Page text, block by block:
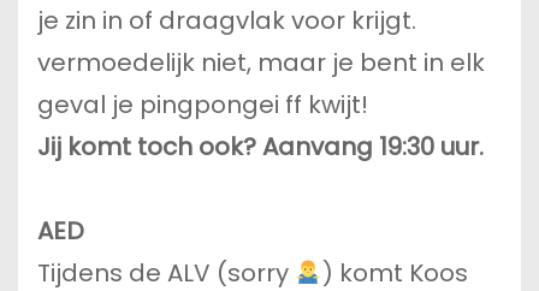
je zin in of draagvlak voor krijgt.
vermoedelijk niet, maar je bent in elk
geval je pingpongei ff kwijt!
Jij komt toch ook?Aanvang 19:30 uur.
AED
Tijdens de ALV (sorry
) komt Koos